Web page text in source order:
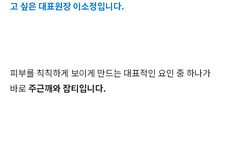
고 싶은 대표원장 이소정입니다.
피부를 칙칙하게 보이게 만드는 대표적인 요인 중 하나가
바로 주근깨와 잡티입니다.